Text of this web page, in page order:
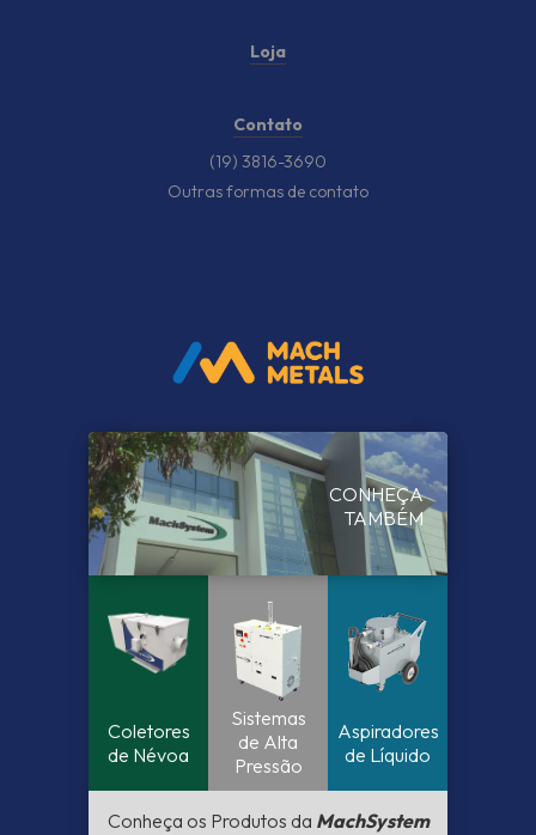
Loja
Contato
(19) 3816-3690
Outras formas de contato
CONHEÇA
TAMBÉM
Coletores
de Névoa
Sistemas
de Alta
Pressão
Aspiradores
de Líquido
Conheça os Produtos da MachSystem